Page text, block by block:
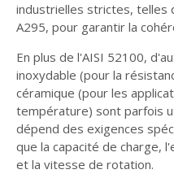
industrielles strictes, telles
A295, pour garantir la
En plus de l'AISI 52100,
inoxydable (pour la
céramique (pour les
température) sont parfois
dépend des exigences
que la capacité de charge,
et la vitesse de rotation.